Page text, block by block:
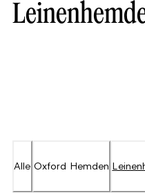
Alle Oxford Hemden